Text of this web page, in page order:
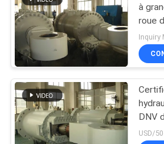
PRODUITS
VIDÉOS
PROPOS
DE
vérin
agissant seul
à
roue
de
Inquiry
DNV
de